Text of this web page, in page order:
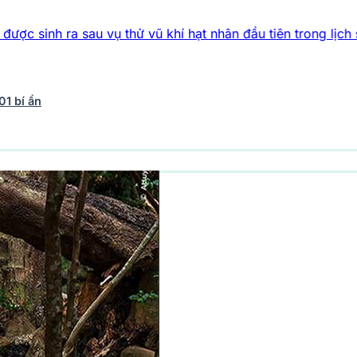
sau vụ thử vũ khí hạt nhân đầu tiên trong lịch sửBí ẩn về
bí ẩn
trụ242 bài viếtY học - Sức khỏe